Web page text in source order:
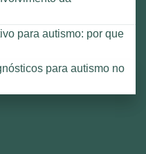
para autismo: por que
para autismo no